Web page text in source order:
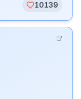
10139